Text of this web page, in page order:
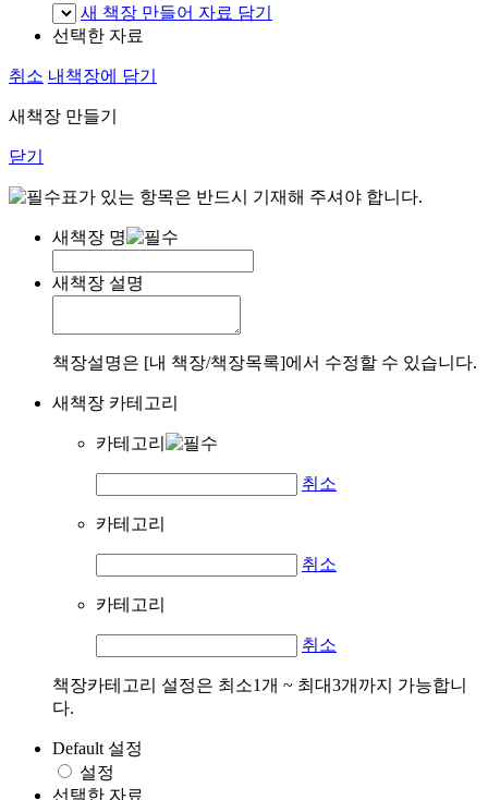
새 책장 만들어 자료 담기
선택한 자료
취소 내책장에 담기
새책장 만들기
닫기
표가 있는 항목은 반드시 기재해 주셔야 합니다.
새책장 명
새책장 설명
책장설명은 [내 책장/책장목록]에서 수정할 수 있습니다.
새책장 카테고리
카테고리
취소
카테고리
취소
카테고리
취소
책장카테고리 설정은 최소1개 ~ 최대3개까지 가능합니
다.
Default 설정
설정
선택한 자료